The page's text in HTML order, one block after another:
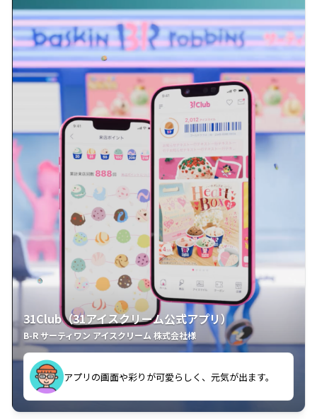
31Club（31アイスクリーム公式アプリ）
B-R サーティワン アイスクリーム 株式会社様
アプリの画面や彩りが可愛らしく、元気が出ます。
クラスごとに特典があるようなので使うのが楽しいで
す。